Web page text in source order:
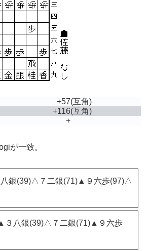
+57(互角)
+116(互角)
+
が一致。
銀(39)△７二銀(71)▲９六歩(97)△
３八銀(39)△７二銀(71)▲９六歩